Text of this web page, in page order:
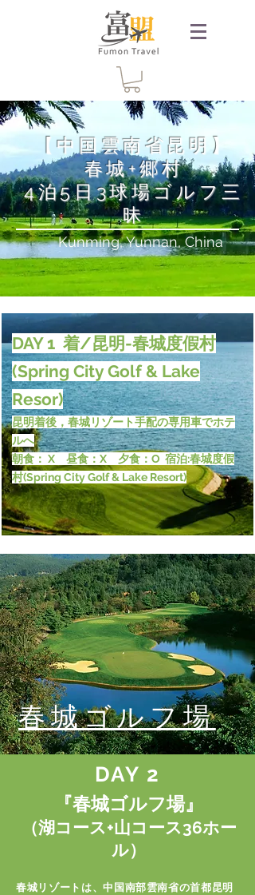
【中国雲南省昆明】
春城+郷村
4泊5日3球場ゴルフ三
昧
Kunming, Yunnan, China
DAY 1 着/昆明-春城度假村
(Spring City Golf & Lake
Resor)
昆明着後，春城リゾート手配の専用車でホテ
ルへ
朝食： X 昼食：X 夕食：O 宿泊:春城度假
村(Spring City Golf & Lake Resort)
春城ゴルフ場
DAY 2
『春城ゴルフ場』
（湖コース+山コース36ホー
ル）
春城リゾートは、中国南部雲南省の首都昆明